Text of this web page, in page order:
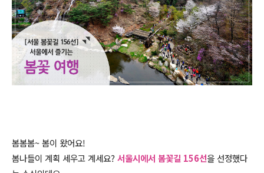
봄봄봄~ 봄이 왔어요!
봄나들이 계획 세우고 계세요?서울시에서 봄꽃길 156선을 선정했다